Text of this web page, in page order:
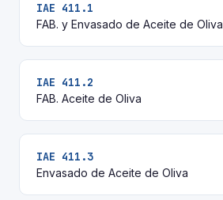
IAE 411.1
FAB. y Envasado de Aceite de Oliva
IAE 411.2
FAB. Aceite de Oliva
IAE 411.3
Envasado de Aceite de Oliva